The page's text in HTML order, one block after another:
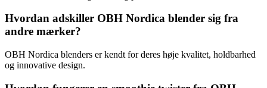
Hvordan adskiller OBH Nordica blender sig fra
andre mærker?
OBH Nordica blenders er kendt for deres høje kvalitet, holdbarhed
og innovative design.